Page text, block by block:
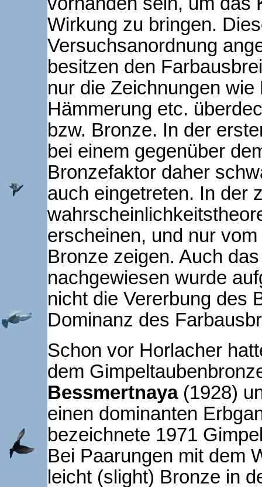
Wirkung zu bringen.
Versuchsanordnung
besitzen den
nur die Zeichnungen
Hämmerung etc.
bzw. Bronze. In der
bei einem gegenüber
Bronzefaktor daher
auch eingetreten. In der
erscheinen, und nur
Bronze zeigen. Auch
nachgewiesen wurde
nicht die Vererbung des
Dominanz des
Schon vor Horlacher
dem
Bessmertnaya(1928)
einen dominanten
bezeichnete 1971
Bei Paarungen mit dem
leicht (slight) Bronze in